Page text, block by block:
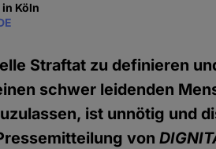
Köln
Straftat zu definieren
schwer leidenden
ist unnötig und
von